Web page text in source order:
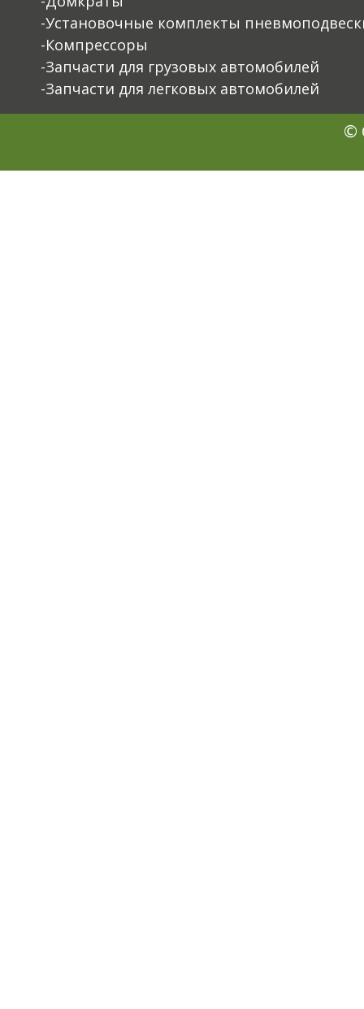
-Установочные комплекты
-Компрессоры
-Запчасти для грузовых автомобилей
-Запчасти для легковых автомобилей
©